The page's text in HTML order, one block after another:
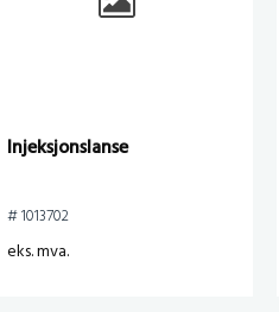
Injeksjonslanse
# 1013702
eks. mva.